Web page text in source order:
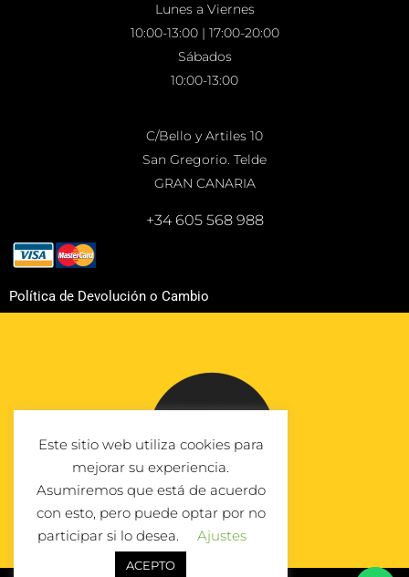
Lunes a Viernes
10:00-13:00 | 17:00-20:00
Sábados
10:00-13:00
C/Bello y Artiles 10
San Gregorio. Telde
GRAN CANARIA
+34 605 568 988
Política de Devolución o Cambio
Este sitio web utiliza cookies para
mejorar su experiencia.
Asumiremos que está de acuerdo
con esto, pero puede optar por no
participar si lo desea.
Ajustes
ACEPTO